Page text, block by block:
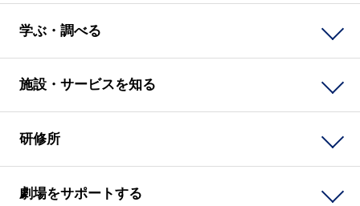
学ぶ・調べる
施設・サービスを知る
研修所
劇場をサポートする